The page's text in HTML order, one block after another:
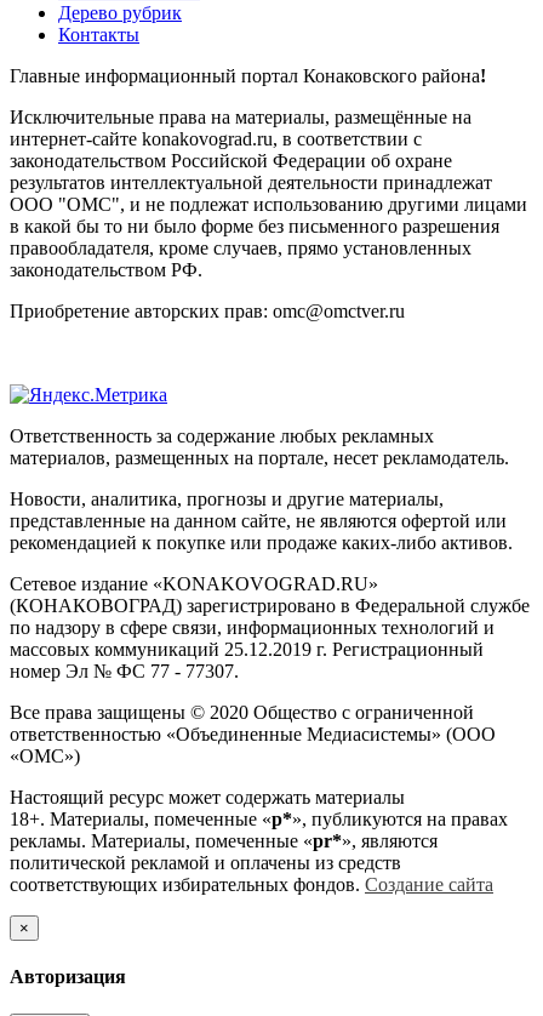
Дерево рубрик
Контакты
Главные информационный портал Конаковского района!
Исключительные права на материалы, размещённые на
интернет-сайте konakovograd.ru, в соответствии с
законодательством Российской Федерации об охране
результатов интеллектуальной деятельности принадлежат
ООО "ОМС", и не подлежат использованию другими лицами
в какой бы то ни было форме без письменного разрешения
правообладателя, кроме случаев, прямо установленных
законодательством РФ.
Приобретение авторских прав: omc@omctver.ru
Ответственность за содержание любых рекламных
материалов, размещенных на портале, несет рекламодатель.
Новости, аналитика, прогнозы и другие материалы,
представленные на данном сайте, не являются офертой или
рекомендацией к покупке или продаже каких-либо активов.
Сетевое издание «KONAKOVOGRAD.RU»
(КОНАКОВОГРАД) зарегистрировано в Федеральной службе
по надзору в сфере связи, информационных технологий и
массовых коммуникаций 25.12.2019 г. Регистрационный
номер Эл № ФС 77 - 77307.
Все права защищены © 2020 Общество с ограниченной
ответственностью «Объединенные Медиасистемы» (ООО
«ОМС»)
Настоящий ресурс может содержать материалы
18+. Материалы, помеченные «р*», публикуются на правах
рекламы. Материалы, помеченные «рr*», являются
политической рекламой и оплачены из средств
соответствующих избирательных фондов. Создание сайта
×
Авторизация